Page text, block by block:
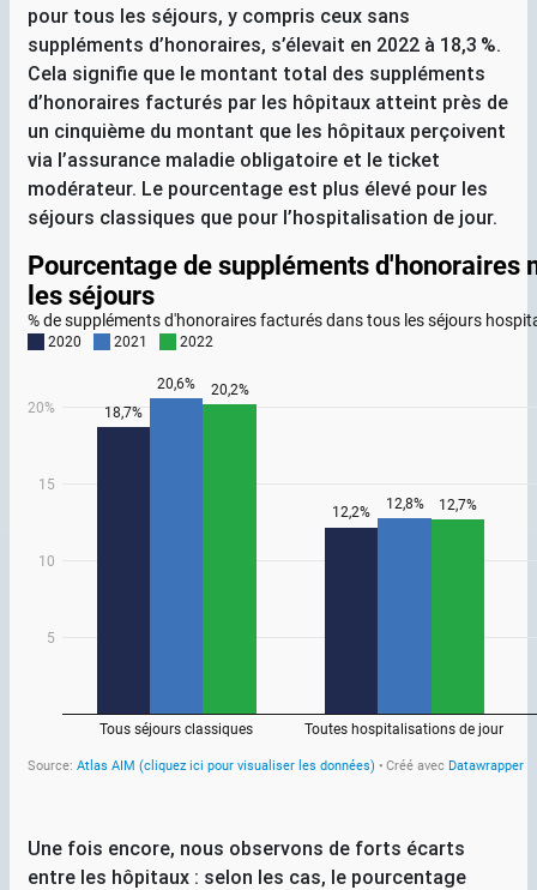
pour tous les séjours, y compris ceux sans
suppléments d’honoraires, s’élevait en 2022 à 18,3 %.
Cela signifie que le montant total des suppléments
d’honoraires facturés par les hôpitaux atteint près de
un cinquième du montant que les hôpitaux perçoivent
via l’assurance maladie obligatoire et le ticket
modérateur. Le pourcentage est plus élevé pour les
séjours classiques que pour l’hospitalisation de jour.
Une fois encore, nous observons de forts écarts
entre les hôpitaux : selon les cas, le pourcentage